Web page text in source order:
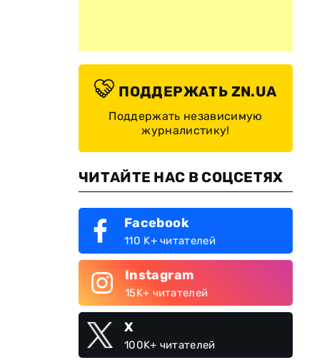
ПОДДЕРЖАТЬ ZN.UA
Поддержать независимую
журналистику!
ЧИТАЙТЕ НАС В СОЦСЕТЯХ
Facebook
110 K+ читателей
Instagram
15K+ читателей
X
100K+ читателей